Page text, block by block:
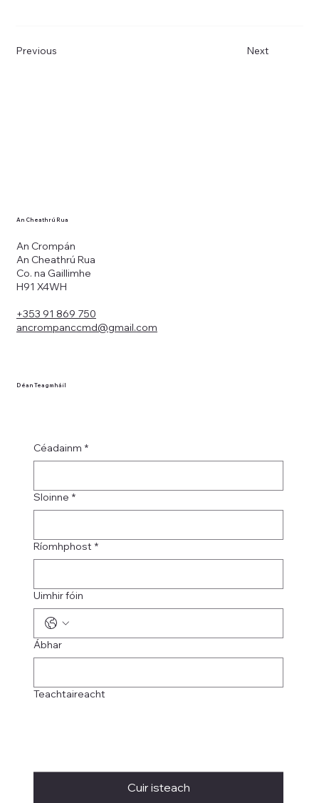
Previous Next
An Crompán
An Cheathrú Rua
Co. na Gaillimhe
H91 X4WH
+353 91 869 750
ancrompanccmd@gmail.com
An Cheathrú Rua
Déan Teagmháil
Céadainm *
Sloinne *
Ríomhphost *
Uimhir fóin
Ábhar
Teachtaireacht
Cuir isteach